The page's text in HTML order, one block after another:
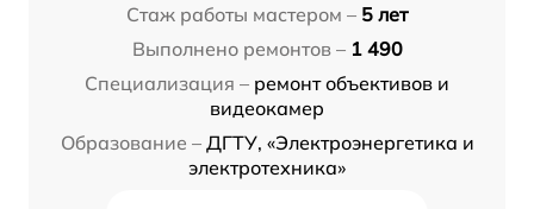
Стаж работы мастером – 5 лет
Выполнено ремонтов – 1 490
Специализация – ремонт объективов и
видеокамер
Образование – ДГТУ, «Электроэнергетика и
электротехника»